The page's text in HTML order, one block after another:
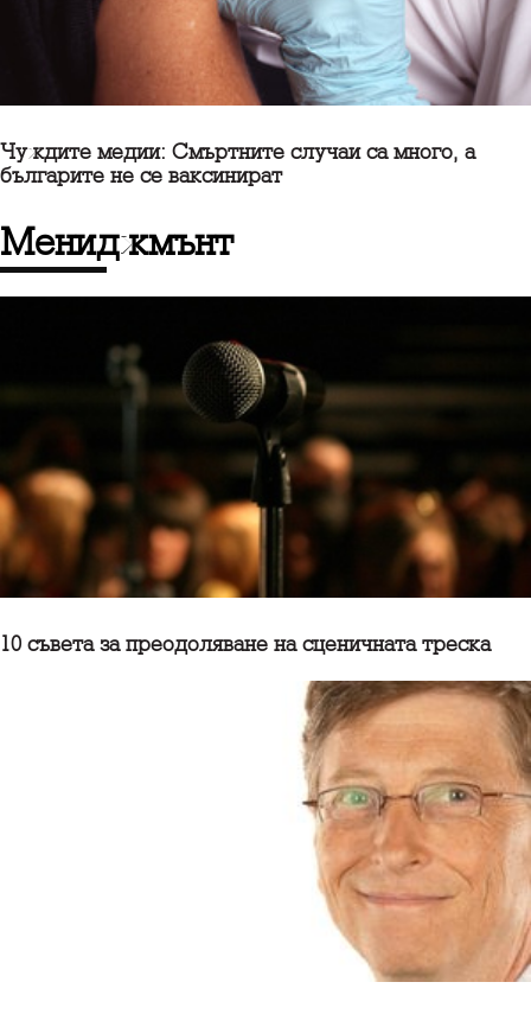
Чуждите медии: Смъртните случаи са много, а
българите не се ваксинират
Мениджмънт
10 съветa за преодоляване на сценичната треска